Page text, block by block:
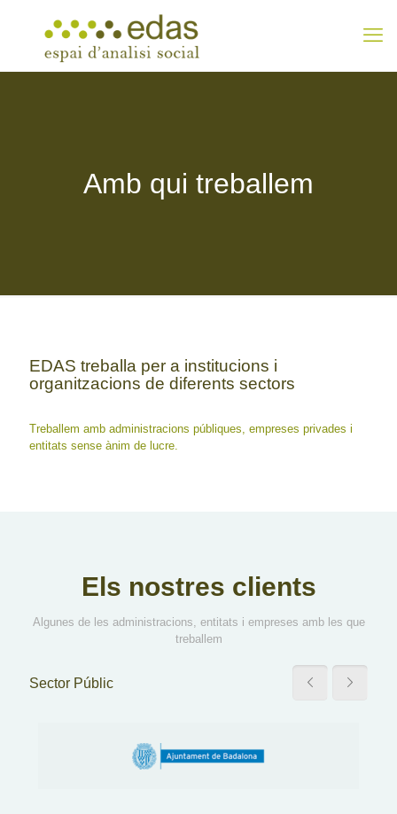
Amb qui treballem
EDAS treballa per a institucions i
organitzacions de diferents sectors
Treballem amb administracions públiques, empreses privades i
entitats sense ànim de lucre.
Els nostres clients
Algunes de les administracions, entitats i empreses amb les que
treballem
Sector Públic